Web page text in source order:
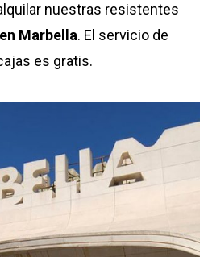
nuestras resistentes
Marbella. El servicio de
es gratis.